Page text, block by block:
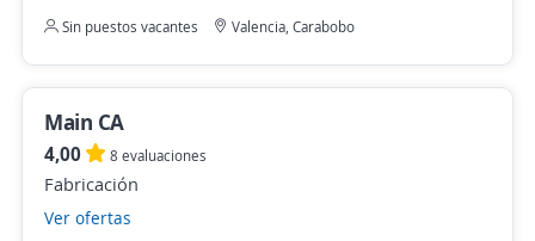
Sin puestos vacantes Valencia, Carabobo
Main CA
4,00 8 evaluaciones
Fabricación
Ver ofertas